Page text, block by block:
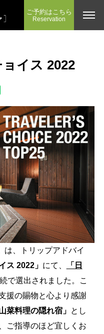
ご予約はこちら
Reservation
イス 2022
は、トリップアドバイ
ス 2022」 にて、
「日
で選出されました。こ
援の賜物と心より感謝
山菜料理の隠れ宿」 とし
ご指導のほど宜しくお